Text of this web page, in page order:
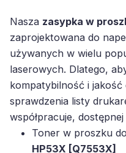
Nasza zasypka w
zaprojektowana do
używanych w wielu
laserowych. Dlatego,
kompatybilność i
sprawdzenia listy
współpracuje,
Toner w proszku
HP53X [Q7553X]